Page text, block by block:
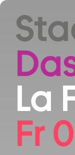
Zum
La
Fr